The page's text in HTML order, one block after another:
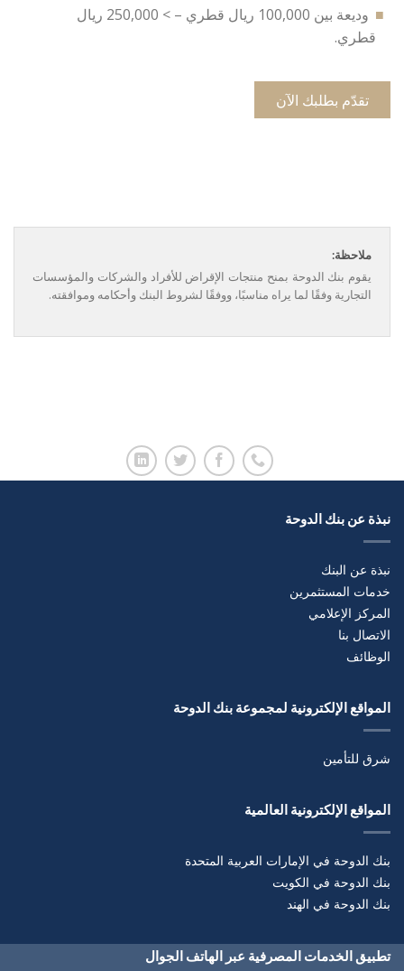
وديعة بين 100,000 ريال قطري – > 250,000 ريال
قطري.
تقدّم بطلبك الآن
ملاحظة:
يقوم بنك الدوحة بمنح منتجات الإقراض للأفراد والشركات والمؤسسات
التجارية وفقًا لما يراه مناسبًا، ووفقًا لشروط البنك وأحكامه وموافقته.
نبذة عن بنك الدوحة
نبذة عن البنك
خدمات المستثمرين
المركز الإعلامي
الاتصال بنا
الوظائف
المواقع الإلكترونية لمجموعة بنك الدوحة
شرق للتأمين
المواقع الإلكترونية العالمية
بنك الدوحة في الإمارات العربية المتحدة
بنك الدوحة في الكويت
بنك الدوحة في الهند
تطبيق الخدمات المصرفية عبر الهاتف الجوال